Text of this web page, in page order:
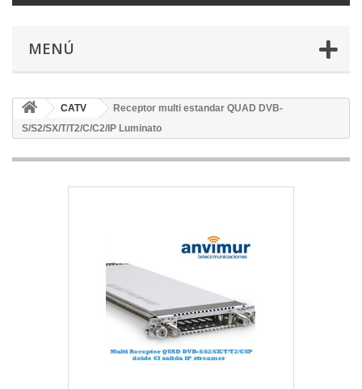
MENÚ
CATV
Receptor multi estandar QUAD DVB-
S/S2/SX/T/T2/C/C2/IP Luminato